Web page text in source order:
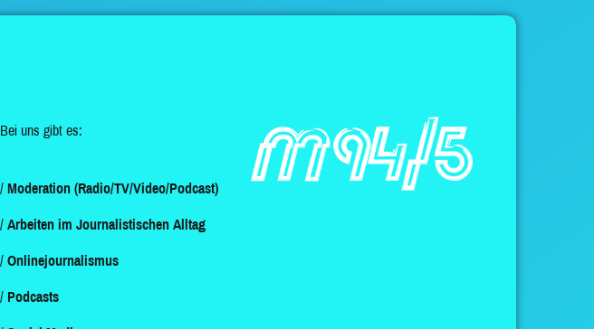
Bei uns gibt es:
Moderation (Radio/TV/Video/Podcast)
Arbeiten im Journalistischen Alltag
Onlinejournalismus
Podcasts